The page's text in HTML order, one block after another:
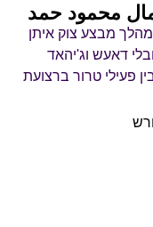
محمود حمد
מבצע צוק איתן
דאעש וג'יהאד
פעילי טרור ברצועת